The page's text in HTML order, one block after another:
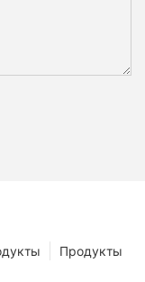
Продукты